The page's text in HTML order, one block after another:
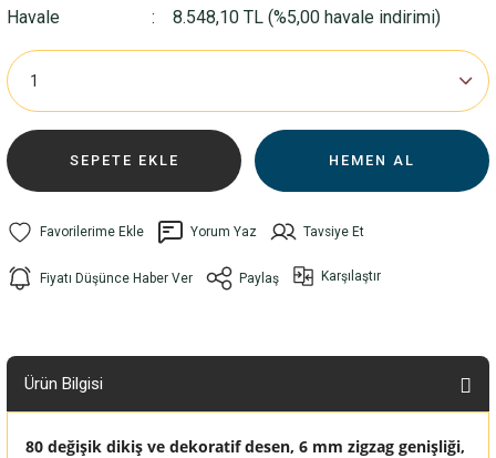
Havale
8.548,10 TL (%5,00 havale indirimi)
SEPETE EKLE HEMEN AL
Yorum Yaz Tavsiye Et
Fiyatı Düşünce Haber Ver Paylaş Karşılaştır
Ürün Bilgisi
80 değişik dikiş ve dekoratif desen, 6 mm zigzag genişliği,